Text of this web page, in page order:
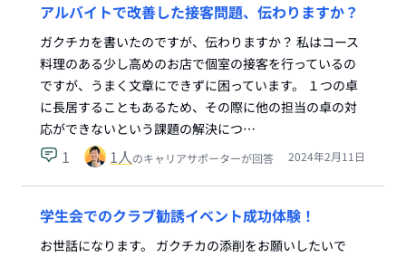
アルバイトで改善した接客問題、伝わりますか？
ガクチカを書いたのですが、伝わりますか？ 私はコース
料理のある少し高めのお店で個室の接客を行っているの
ですが、うまく文章にできずに困っています。 １つの卓
に長居することもあるため、その際に他の担当の卓の対
応ができないという課題の解決につ…
1 1人のキャリアサポーターが回答 2024年2月11日
学生会でのクラブ勧誘イベント成功体験！
お世話になります。 ガクチカの添削をお願いしたいで